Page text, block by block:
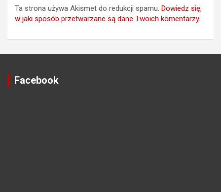
Ta strona używa Akismet do redukcji spamu. Dowiedz się,
w jaki sposób przetwarzane są dane Twoich komentarzy.
Facebook